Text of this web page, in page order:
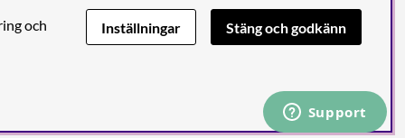
och
Inställningar Stäng och godkänn